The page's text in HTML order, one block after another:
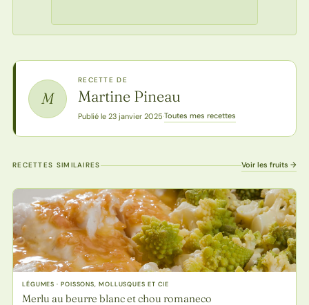
M
RECETTE DE
Martine Pineau
Publié le 23 janvier 2025·Toutes mes recettes
RECETTES SIMILAIRES Voir les fruits →
LÉGUMES · POISSONS, MOLLUSQUES ET CIE
Merlu au beurre blanc et chou romaneco